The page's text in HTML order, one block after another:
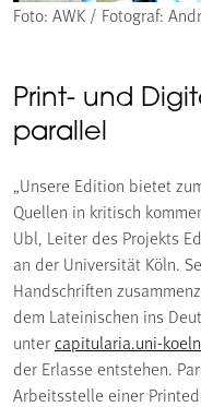
Foto: AWK / Fotograf:
Print- und
parallel
„Unsere Edition bietet
Quellen in kritisch
Ubl, Leiter des Projekts
an der Universität Köln.
Handschriften
dem Lateinischen ins
unter capitularia.uni-
der Erlasse entstehen.
Arbeitsstelle einer